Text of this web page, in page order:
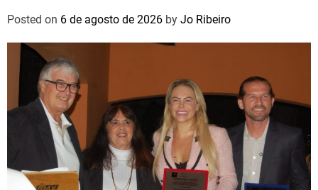
Posted on 6 de agosto de 2026 by Jo Ribeiro